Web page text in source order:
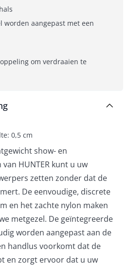
worden aangepast met een
om verdraaien te
0,5 cm
show- en
HUNTER kunt u uw
zetten zonder dat de
De eenvoudige, discrete
en het zachte nylon maken
metgezel. De geïntegreerde
worden aangepast aan de
handlus voorkomt dat de
en zorgt ervoor dat u uw